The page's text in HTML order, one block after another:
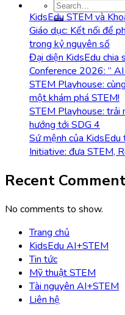
Search
for:
KidsEdu STEM và
Giáo dục: Kết nối để
trong kỷ nguyên số
Đại diện KidsEdu chia
Conference 2026: ”
STEM Playhouse:
một khám phá STEM!
STEM Playhouse: trải
hướng tới SDG 4
Sứ mệnh của
Initiative: đưa STEM,
Recent
No comments to show.
Trang chủ
KidsEdu AI+STEM
Tin tức
Mỹ thuật STEM
Tài nguyên AI+STEM
Liên hệ